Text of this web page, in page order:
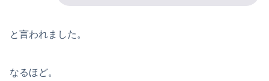
と言われました。
なるほど。